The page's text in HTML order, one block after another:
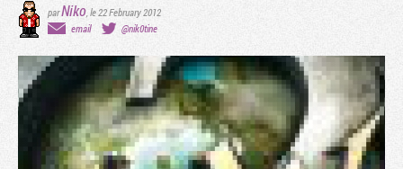
parNiko,le 22 February 2012
email
@nik0tine